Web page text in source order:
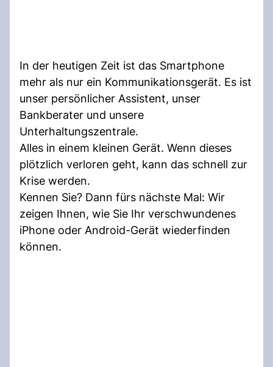
In der heutigen Zeit ist das Smartphone
mehr als nur ein Kommunikationsgerät. Es ist
unser persönlicher Assistent, unser
Bankberater und unsere
Unterhaltungszentrale.
Alles in einem kleinen Gerät. Wenn dieses
plötzlich verloren geht, kann das schnell zur
Krise werden.
Kennen Sie? Dann fürs nächste Mal: Wir
zeigen Ihnen, wie Sie Ihr verschwundenes
iPhone oder Android-Gerät wiederfinden
können.